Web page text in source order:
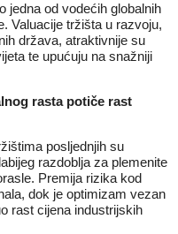
jedna od vodećih globalnih
Valuacije tržišta u razvoju,
država, atraktivnije su
te upućuju na snažniji
rasta potiče rast
posljednjih su
razdoblja za plemenite
Premija rizika kod
dok je optimizam vezan
rast cijena industrijskih